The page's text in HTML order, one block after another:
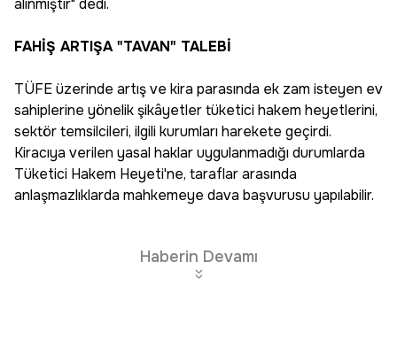
alınmıştır" dedi.
FAHİŞ ARTIŞA "TAVAN" TALEBİ
TÜFE üzerinde artış ve kira parasında ek zam isteyen ev
sahiplerine yönelik şikâyetler tüketici hakem heyetlerini,
sektör temsilcileri, ilgili kurumları harekete geçirdi.
Kiracıya verilen yasal haklar uygulanmadığı durumlarda
Tüketici Hakem Heyeti'ne, taraflar arasında
anlaşmazlıklarda mahkemeye dava başvurusu yapılabilir.
Haberin Devamı